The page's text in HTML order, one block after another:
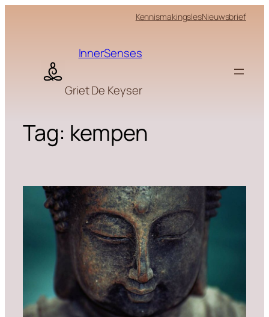
KennismakingslesNieuwsbrief
InnerSenses
Griet De Keyser
Tag: kempen